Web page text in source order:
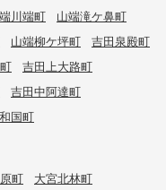
川端町
山端滝ケ鼻町
山端柳ケ坪町
吉田泉殿町
吉田上大路町
吉田中阿達町
和国町
町
大宮北林町